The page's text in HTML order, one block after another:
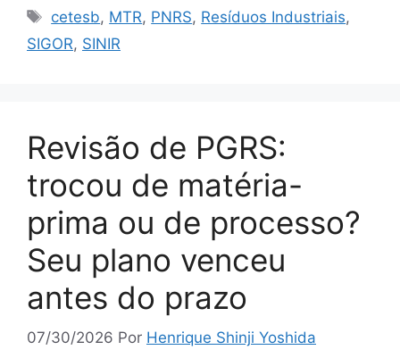
cetesb, MTR, PNRS, Resíduos Industriais,
SIGOR, SINIR
Revisão de PGRS:
trocou de matéria-
prima ou de processo?
Seu plano venceu
antes do prazo
07/30/2026 Por Henrique Shinji Yoshida